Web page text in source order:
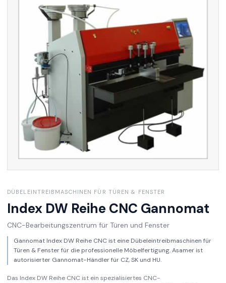
DÜBELEINTREIBMASCHINEN FÜR TÜREN & FENSTER
Index DW Reihe CNC Gannomat
CNC-Bearbeitungszentrum für Türen und Fenster
Gannomat Index DW Reihe CNC ist eine Dübeleintreibmaschinen für
Türen & Fenster für die professionelle Möbelfertigung. Asamer ist
autorisierter Gannomat-Händler für CZ, SK und HU.
Das Index DW Reihe CNC ist ein spezialisiertes CNC-